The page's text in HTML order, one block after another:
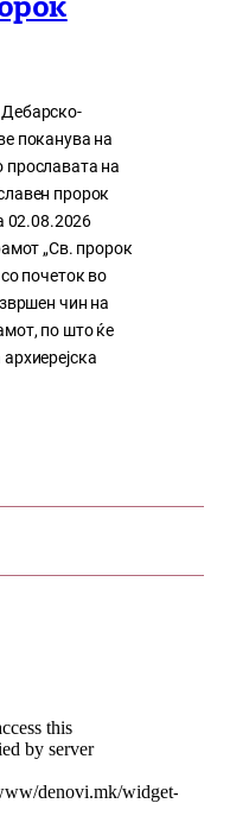
поканува на
прославата на
пророк
02.08.2026
„Св. пророк
почеток во
чин на
по што ќе